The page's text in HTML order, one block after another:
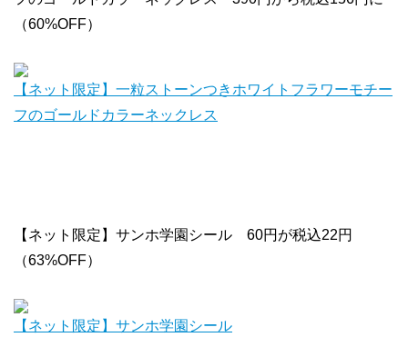
（60%OFF）
【ネット限定】一粒ストーンつきホワイトフラワーモチー
フのゴールドカラーネックレス
【ネット限定】サンホ学園シール 60円が税込22円
（63%OFF）
【ネット限定】サンホ学園シール